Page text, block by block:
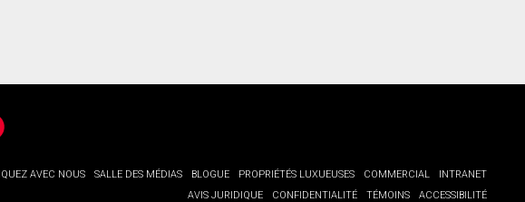
AVEC NOUS SALLE DES MÉDIAS BLOGUE PROPRIÉTÉS LUXUEUSES COMMERCIAL
INTRANET
AVIS JURIDIQUE
CONFIDENTIALITÉ TÉMOINS ACCESSIBILITÉ